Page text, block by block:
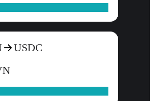
USDC